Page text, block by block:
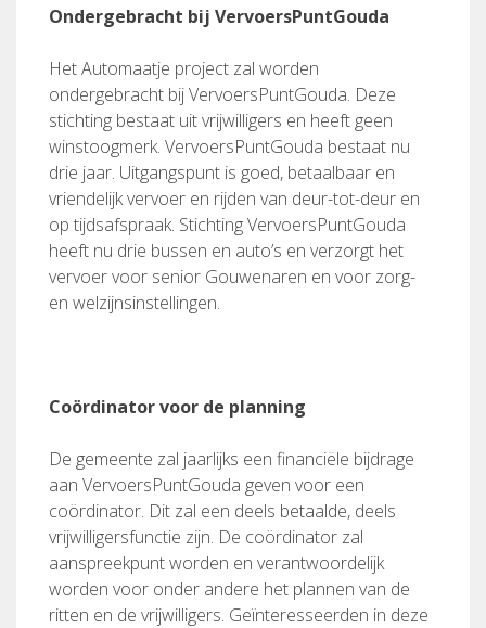
Ondergebracht bij VervoersPuntGouda
Het Automaatje project zal worden
ondergebracht bij VervoersPuntGouda. Deze
stichting bestaat uit vrijwilligers en heeft geen
winstoogmerk. VervoersPuntGouda bestaat nu
drie jaar. Uitgangspunt is goed, betaalbaar en
vriendelijk vervoer en rijden van deur-tot-deur en
op tijdsafspraak. Stichting VervoersPuntGouda
heeft nu drie bussen en auto’s en verzorgt het
vervoer voor senior Gouwenaren en voor zorg-
en welzijnsinstellingen.
Coördinator voor de planning
De gemeente zal jaarlijks een financiële bijdrage
aan VervoersPuntGouda geven voor een
coördinator. Dit zal een deels betaalde, deels
vrijwilligersfunctie zijn. De coördinator zal
aanspreekpunt worden en verantwoordelijk
worden voor onder andere het plannen van de
ritten en de vrijwilligers. Geïnteresseerden in deze